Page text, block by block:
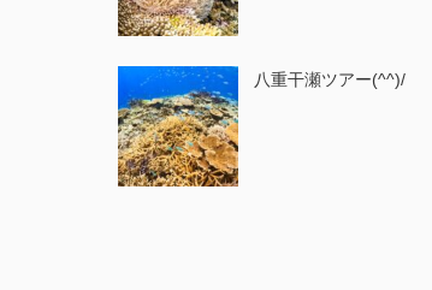
八重干瀬ツアー(^^)/